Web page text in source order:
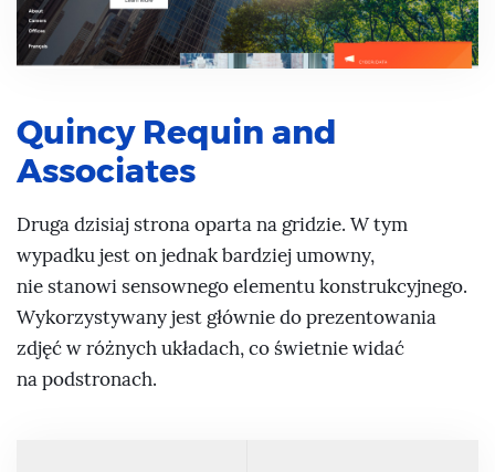
Quincy Requin and
Associates
Druga dzisiaj strona oparta na gridzie. W tym
wypadku jest on jednak bardziej umowny,
nie stanowi sensownego elementu konstrukcyjnego.
Wykorzystywany jest głównie do prezentowania
zdjęć w różnych układach, co świetnie widać
na podstronach.